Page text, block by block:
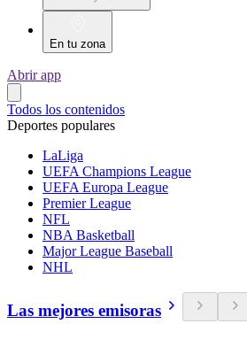
En tu zona
Abrir app
Todos los contenidos
Deportes populares
LaLiga
UEFA Champions League
UEFA Europa League
Premier League
NFL
NBA Basketball
Major League Baseball
NHL
Las mejores emisoras